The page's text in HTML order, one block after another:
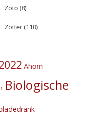
Zoto (8)
Zotter(110)
Ahorn
Biologische